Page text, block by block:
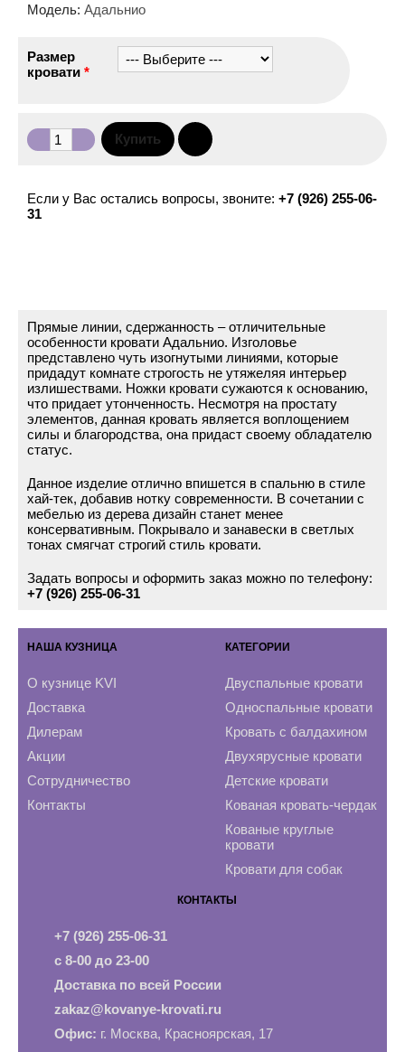
Модель: Адальнио
Размер
кровати *
Если у Вас остались вопросы, звоните: +7 (926) 255-06-
31
Прямые линии, сдержанность – отличительные
особенности кровати Адальнио. Изголовье
представлено чуть изогнутыми линиями, которые
придадут комнате строгость не утяжеляя интерьер
излишествами. Ножки кровати сужаются к основанию,
что придает утонченность. Несмотря на простату
элементов, данная кровать является воплощением
силы и благородства, она придаст своему обладателю
статус.
Данное изделие отлично впишется в спальню в стиле
хай-тек, добавив нотку современности. В сочетании с
мебелью из дерева дизайн станет менее
консервативным. Покрывало и занавески в светлых
тонах смягчат строгий стиль кровати.
Задать вопросы и оформить заказ можно по телефону:
+7 (926) 255-06-31
НАША КУЗНИЦА
О кузнице KVI
Доставка
Дилерам
Акции
Сотрудничество
Контакты
КАТЕГОРИИ
Двуспальные кровати
Односпальные кровати
Кровать с балдахином
Двухярусные кровати
Детские кровати
Кованая кровать-чердак
Кованые круглые
кровати
Кровати для собак
КОНТАКТЫ
+7 (926) 255-06-31
с 8-00 до 23-00
Доставка по всей России
zakaz@kovanye-krovati.ru
Офис: г. Москва, Красноярская, 17